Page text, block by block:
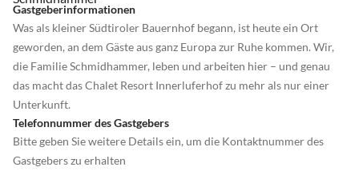
Gastgeberinformationen
Was als kleiner Südtiroler Bauernhof begann, ist heute ein Ort
geworden, an dem Gäste aus ganz Europa zur Ruhe kommen. Wir,
die Familie Schmidhammer, leben und arbeiten hier – und genau
das macht das Chalet Resort Innerluferhof zu mehr als nur einer
Unterkunft.
Telefonnummer des Gastgebers
Bitte geben Sie weitere Details ein, um die Kontaktnummer des
Gastgebers zu erhalten